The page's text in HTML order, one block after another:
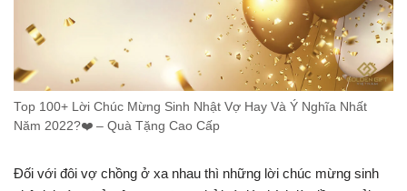
Top 100+ Lời Chúc Mừng Sinh Nhật Vợ Hay Và Ý Nghĩa Nhất
Năm 2022?️❤️ – Quà Tặng Cao Cấp
Đối với đôi vợ chồng ở xa nhau thì những lời chúc mừng sinh